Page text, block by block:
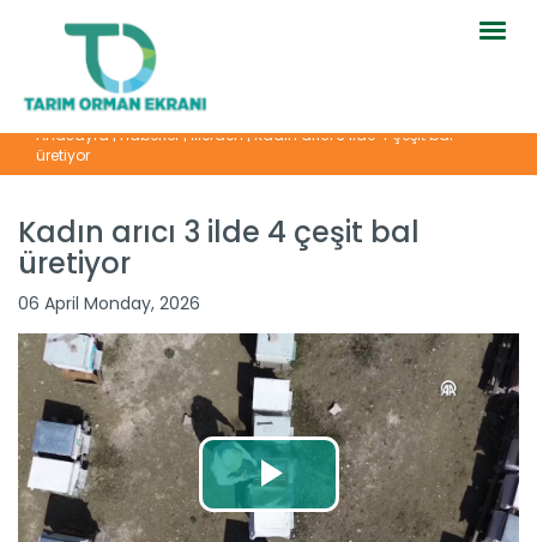
Anasayfa|Haberler|İllerden|Kadın arıcı 3 ilde 4 çeşit bal
üretiyor
Kadın arıcı 3 ilde 4 çeşit bal
üretiyor
06 April Monday, 2026